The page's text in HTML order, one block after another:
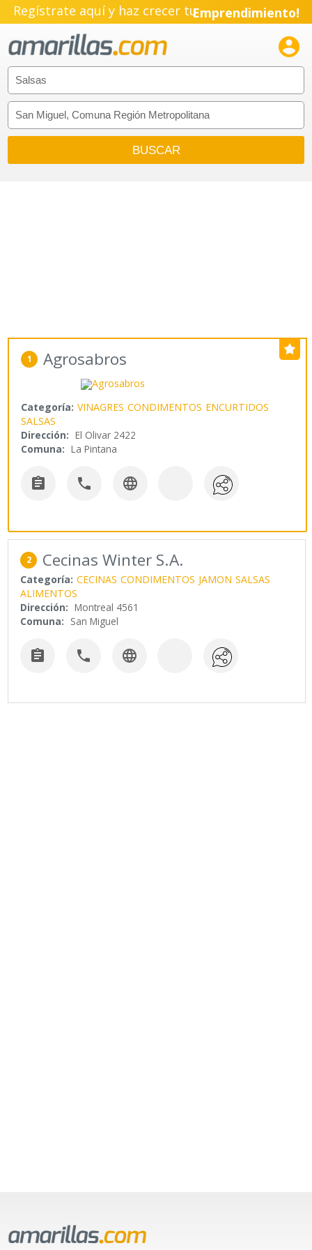
Regístrate aquí y haz crecer tuEmprendimiento!

1 Agrosabros
Categoría: VINAGRES CONDIMENTOS ENCURTIDOS
SALSAS
Dirección: El Olivar 2422
Comuna: La Pintana
  
2 Cecinas Winter S.A.
Categoría: CECINAS CONDIMENTOS JAMON SALSAS
ALIMENTOS
Dirección: Montreal 4561
Comuna: San Miguel
  